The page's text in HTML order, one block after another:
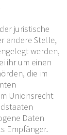
juristische
andere Stelle,
werden,
ihr um einen
die im
Unionsrecht
Daten
Empfänger.